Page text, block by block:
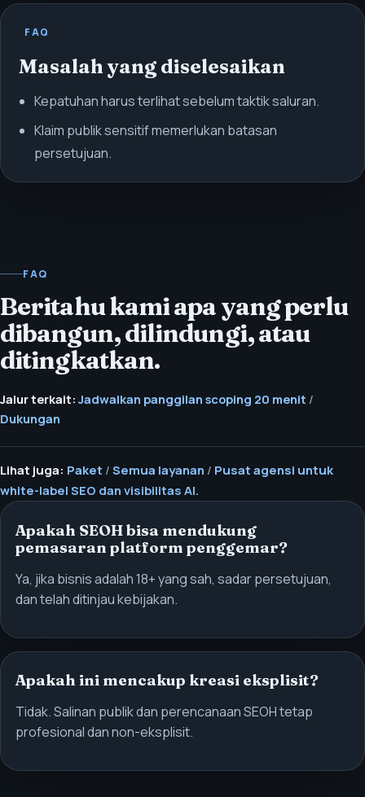
FAQ
Masalah yang diselesaikan
Kepatuhan harus terlihat sebelum taktik saluran.
Klaim publik sensitif memerlukan batasan
persetujuan.
FAQ
Beritahu kami apa yang perlu
dibangun, dilindungi, atau
ditingkatkan.
Jalur terkait: Jadwalkan panggilan scoping 20 menit /
Dukungan
Lihat juga: Paket / Semua layanan / Pusat agensi untuk
white-label SEO dan visibilitas AI.
Apakah SEOH bisa mendukung
pemasaran platform penggemar?
Ya, jika bisnis adalah 18+ yang sah, sadar persetujuan,
dan telah ditinjau kebijakan.
Apakah ini mencakup kreasi eksplisit?
Tidak. Salinan publik dan perencanaan SEOH tetap
profesional dan non-eksplisit.